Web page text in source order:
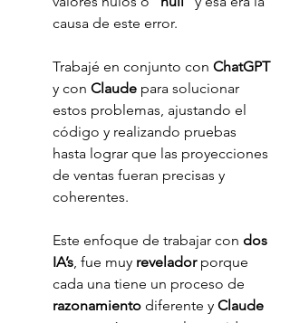
causa de este error.
Trabajé en conjunto con ChatGPT
y con Claude para solucionar
estos problemas, ajustando el
código y realizando pruebas
hasta lograr que las proyecciones
de ventas fueran precisas y
coherentes.
Este enfoque de trabajar con dos
IA’s , fue muy revelador porque
cada una tiene un proceso de
razonamiento diferente y Claude